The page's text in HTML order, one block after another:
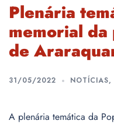
Plenária
memorial
de
31/05/2022 NOTÍCIAS,
A plenária temática da